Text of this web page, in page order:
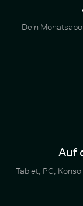
Dein
Auf
Tablet, PC,